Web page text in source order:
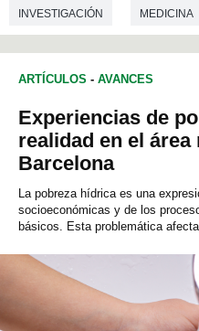
INVESTIGACIÓN MEDICINA
ARTÍCULOS - AVANCES
Experiencias de
realidad en el
Barcelona
La pobreza hídrica es una
socioeconómicas y de los
básicos. Esta problemática